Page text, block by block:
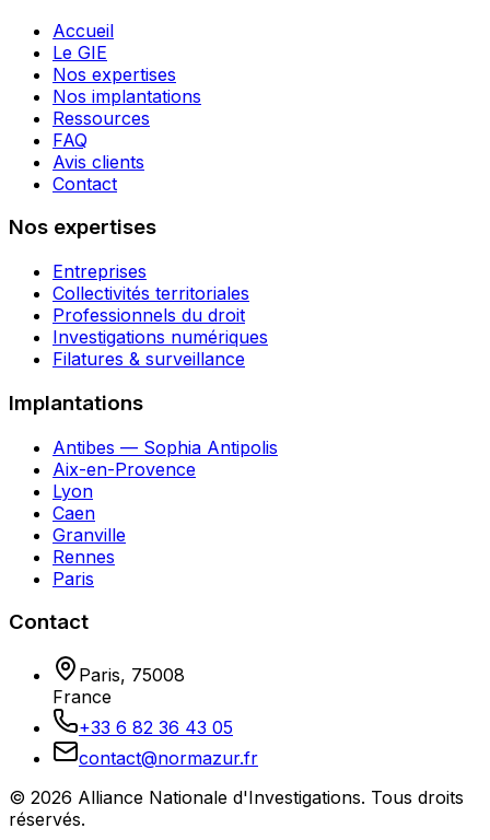
Accueil
Le GIE
Nos expertises
Nos implantations
Ressources
FAQ
Avis clients
Contact
Nos expertises
Entreprises
Collectivités territoriales
Professionnels du droit
Investigations numériques
Filatures & surveillance
Implantations
Antibes — Sophia Antipolis
Aix-en-Provence
Lyon
Caen
Granville
Rennes
Paris
Contact
Paris, 75008
France
+33 6 82 36 43 05
contact@normazur.fr
© 2026 Alliance Nationale d'Investigations. Tous droits
réservés.